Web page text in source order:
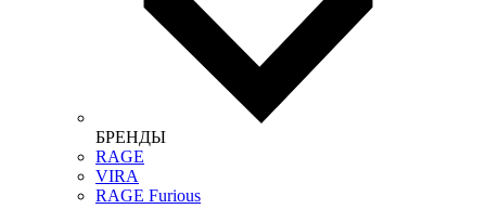
БРЕНДЫ
RAGE
VIRA
RAGE Furious